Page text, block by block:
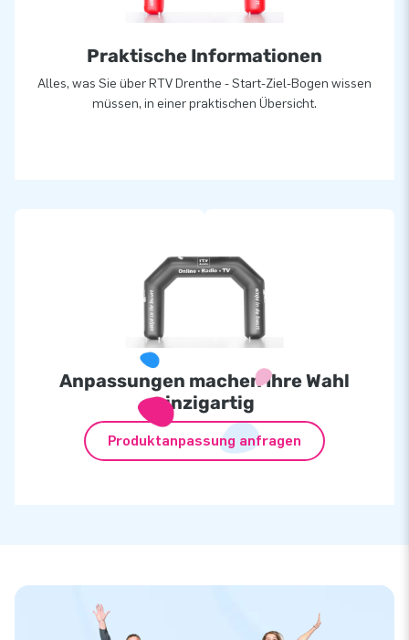
Praktische Informationen
Alles, was Sie über RTV Drenthe - Start-Ziel-Bogen wissen
müssen, in einer praktischen Übersicht.
Anpassungen machen Ihre Wahl
einzigartig
Produktanpassung anfragen